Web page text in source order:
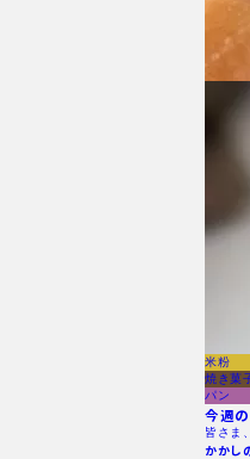
米粉
焼き菓
パン
今週
皆さま
かかし